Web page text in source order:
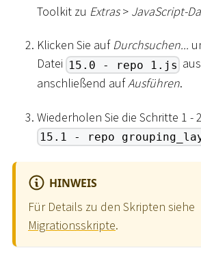
Toolkit zu Extras > JavaScript-
Klicken Sie aufDurchsuchen...
Datei 15.0 - repo 1.js
anschließend aufAusführen.
Wiederholen Sie die Schritte 1 -
15.1 - repo
HINWEIS
Für Details zu den Skripten siehe
Migrationsskripte.